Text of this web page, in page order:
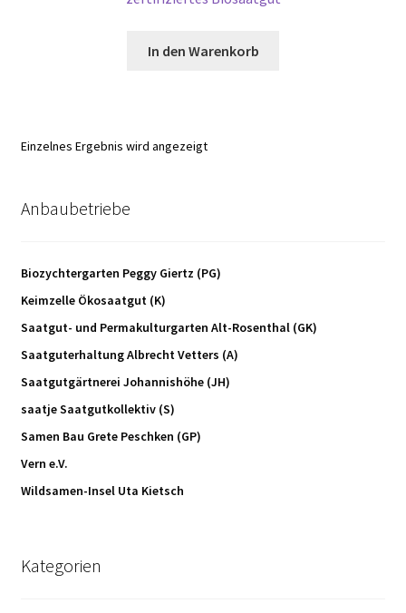
In den Warenkorb
Einzelnes Ergebnis wird angezeigt
Anbaubetriebe
Biozychtergarten Peggy Giertz (PG)
Keimzelle Ökosaatgut (K)
Saatgut- und Permakulturgarten Alt-Rosenthal (GK)
Saatguterhaltung Albrecht Vetters (A)
Saatgutgärtnerei Johannishöhe (JH)
saatje Saatgutkollektiv (S)
Samen Bau Grete Peschken (GP)
Vern e.V.
Wildsamen-Insel Uta Kietsch
Kategorien